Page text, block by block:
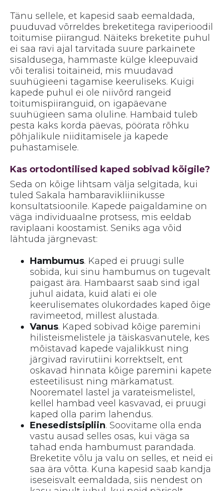
Tänu sellele, et kapesid saab eemaldada,
puuduvad võrreldes breketitega raviperioodil
toitumise piirangud. Näiteks breketite puhul
ei saa ravi ajal tarvitada suure parkainete
sisaldusega, hammaste külge kleepuvaid
või teralisi toitaineid, mis muudavad
suuhügieeni tagamise keeruliseks. Kuigi
kapede puhul ei ole niivõrd rangeid
toitumispiiranguid, on igapäevane
suuhügieen sama oluline. Hambaid tuleb
pesta kaks korda päevas, pöörata rõhku
põhjalikule niiditamisele ja kapede
puhastamisele.
Kas ortodontilised kaped sobivad kõigile?
Seda on kõige lihtsam välja selgitada, kui
tuled Sakala hambaravikliinikusse
konsultatsioonile. Kapede paigaldamine on
väga individuaalne protsess, mis eeldab
raviplaani koostamist. Seniks aga võid
lähtuda järgnevast:
Hambumus. Kaped ei pruugi sulle
sobida, kui sinu hambumus on tugevalt
paigast ära. Hambaarst saab sind igal
juhul aidata, kuid alati ei ole
keerulisemates olukordades kaped õige
ravimeetod, millest alustada.
Vanus. Kaped sobivad kõige paremini
hilisteismelistele ja täiskasvanutele, kes
mõistavad kapede vajalikkust ning
järgivad ravirutiini korrektselt, ent
oskavad hinnata kõige paremini kapete
esteetilisust ning märkamatust.
Noorematel lastel ja varateismelistel,
kellel hambad veel kasvavad, ei pruugi
kaped olla parim lahendus.
Enesedistsipliin. Soovitame olla enda
vastu ausad selles osas, kui väga sa
tahad enda hambumust parandada.
Breketite võlu ja valu on selles, et neid ei
saa ära võtta. Kuna kapesid saab kandja
iseseisvalt eemaldada, siis nendest on